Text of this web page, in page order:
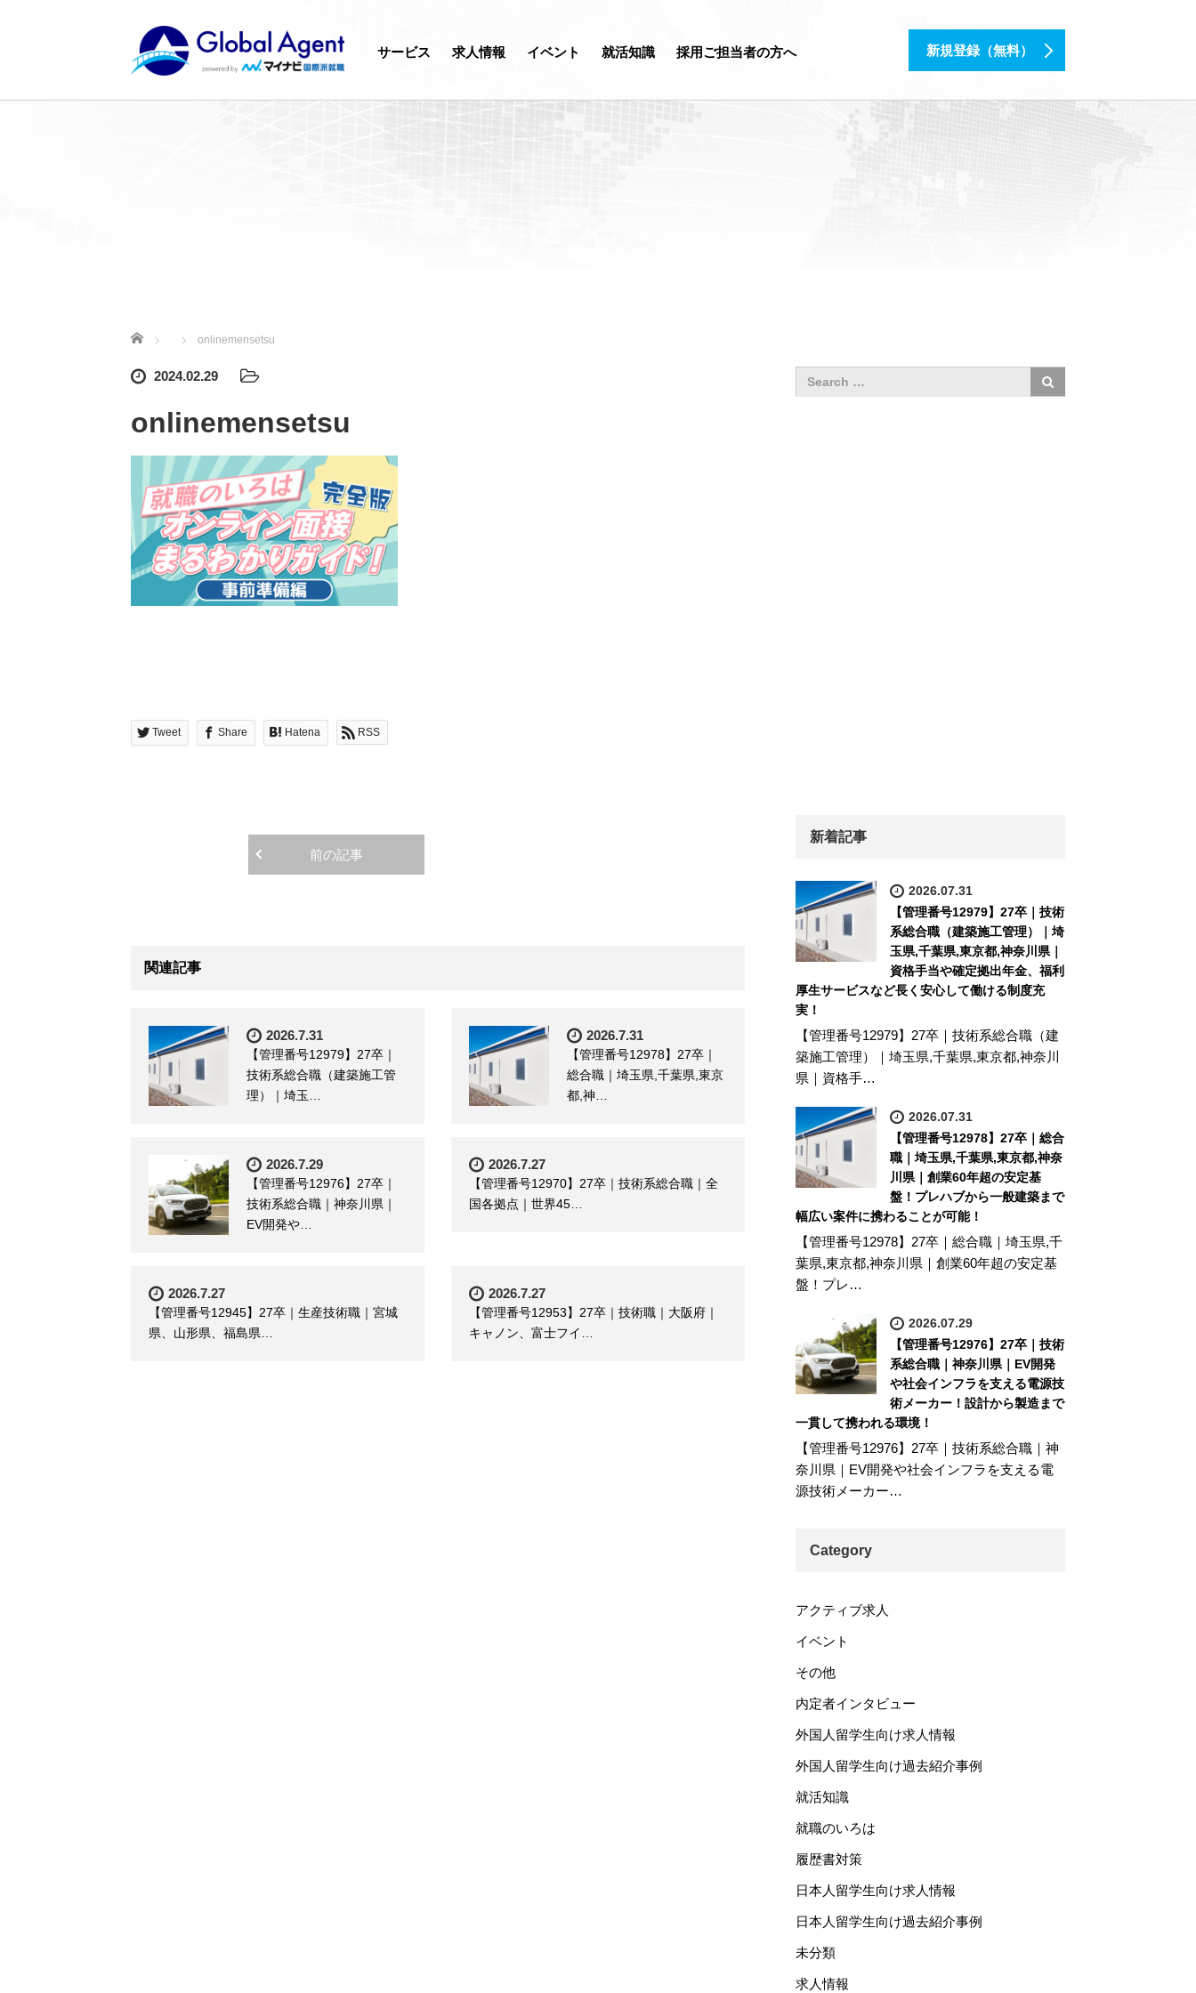
サービス 求人情報 イベント 就活知識 採用ご担当者の方へ 新規登録（無料）
ホーム onlinemensetsu
2024.02.29
onlinemensetsu
Tweet Share Hatena RSS
前の記事
関連記事
2026.7.31
【管理番号12979】27卒｜
技術系総合職（建築施工管
理）｜埼玉…
2026.7.31
【管理番号12978】27卒｜
総合職｜埼玉県,千葉県,東京
都,神…
2026.7.29
【管理番号12976】27卒｜
技術系総合職｜神奈川県｜
EV開発や…
2026.7.27
【管理番号12970】27卒｜技術系総合職｜全
国各拠点｜世界45…
2026.7.27
【管理番号12945】27卒｜生産技術職｜宮城
県、山形県、福島県…
2026.7.27
【管理番号12953】27卒｜技術職｜大阪府｜
キャノン、富士フイ…
新着記事
2026.07.31
【管理番号12979】27卒｜技術
系総合職（建築施工管理）｜埼
玉県,千葉県,東京都,神奈川県｜
資格手当や確定拠出年金、福利
厚生サービスなど長く安心して働ける制度充
実！
【管理番号12979】27卒｜技術系総合職（建
築施工管理）｜埼玉県,千葉県,東京都,神奈川
県｜資格手…
2026.07.31
【管理番号12978】27卒｜総合
職｜埼玉県,千葉県,東京都,神奈
川県｜創業60年超の安定基
盤！プレハブから一般建築まで
幅広い案件に携わることが可能！
【管理番号12978】27卒｜総合職｜埼玉県,千
葉県,東京都,神奈川県｜創業60年超の安定基
盤！プレ…
2026.07.29
【管理番号12976】27卒｜技術
系総合職｜神奈川県｜EV開発
や社会インフラを支える電源技
術メーカー！設計から製造まで
一貫して携われる環境！
【管理番号12976】27卒｜技術系総合職｜神
奈川県｜EV開発や社会インフラを支える電
源技術メーカー…
Category
アクティブ求人
イベント
その他
内定者インタビュー
外国人留学生向け求人情報
外国人留学生向け過去紹介事例
就活知識
就職のいろは
履歴書対策
日本人留学生向け求人情報
日本人留学生向け過去紹介事例
未分類
求人情報